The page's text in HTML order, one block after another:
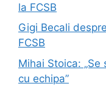
la FCSB
Gigi Becali
FCSB
Mihai Stoica:
cu echipa”